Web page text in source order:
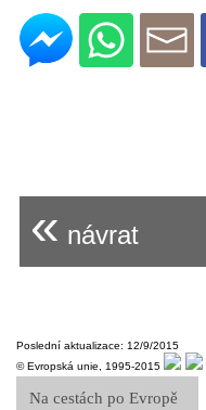
Na cestách po Evropě
« návrat
Poslední aktualizace: 12/9/2015
© Evropská unie, 1995-2015